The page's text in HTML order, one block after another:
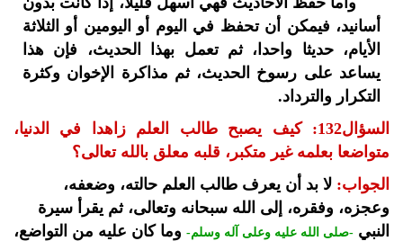
أسانيد، فيمكن أن تحفظ في اليوم أو اليومين أو الثلاثة
الأيام، حديثا واحدا، ثم تعمل بهذا الحديث، فإن هذا
يساعد على رسوخ الحديث، ثم مذاكرة الإخوان وكثرة
التكرار والترداد.
السؤال132: كيف يصبح طالب العلم زاهدا في الدنيا،
متواضعا بعلمه غير متكبر، قلبه معلق بالله تعالى؟
الجواب: لا بد أن يعرف طالب العلم حالته، وضعفه،
وعجزه، وفقره، إلى الله سبحانه وتعالى، ثم يقرأ سيرة
النبي -صلى الله عليه وعلى آله وسلم- وما كان عليه من التواضع،